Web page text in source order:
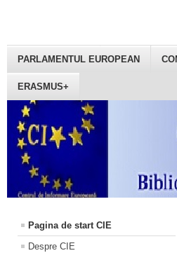
PARLAMENTUL EUROPEAN
ERASMUS+
Pagina de start CIE
Despre CIE